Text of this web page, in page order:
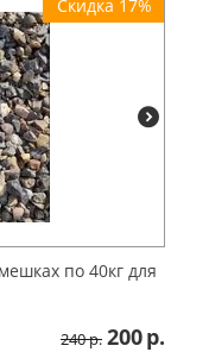
Скидка 17%
по 40кг для
240р. 200р.